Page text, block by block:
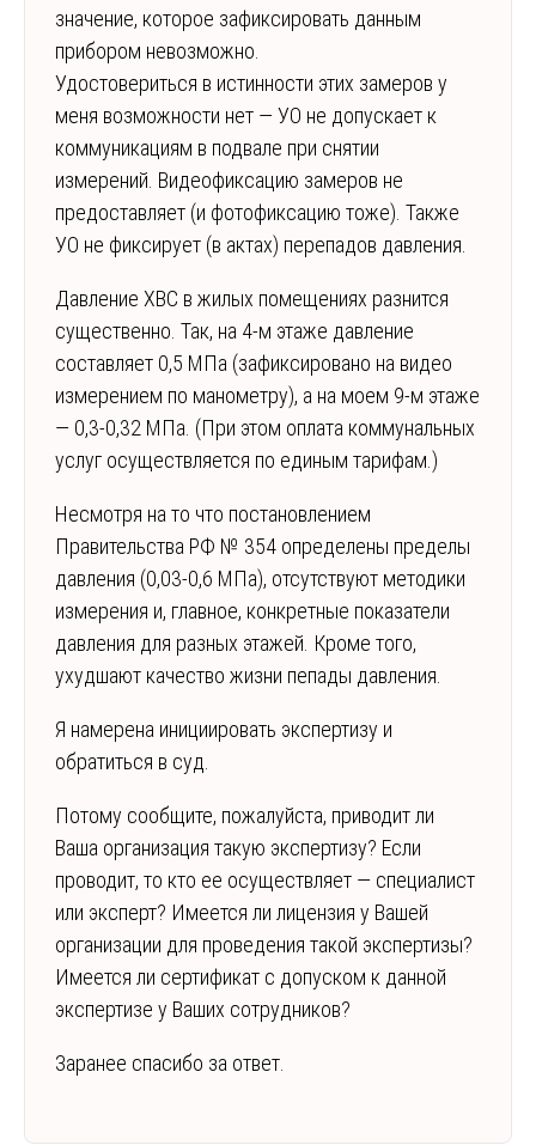
значение, которое зафиксировать данным
прибором невозможно.
Удостовериться в истинности этих замеров у
меня возможности нет — УО не допускает к
коммуникациям в подвале при снятии
измерений. Видеофиксацию замеров не
предоставляет (и фотофиксацию тоже). Также
УО не фиксирует (в актах) перепадов давления.
Давление ХВС в жилых помещениях разнится
существенно. Так, на 4-м этаже давление
составляет 0,5 МПа (зафиксировано на видео
измерением по манометру), а на моем 9-м этаже
— 0,3-0,32 МПа. (При этом оплата коммунальных
услуг осуществляется по единым тарифам.)
Несмотря на то что постановлением
Правительства РФ № 354 определены пределы
давления (0,03-0,6 МПа), отсутствуют методики
измерения и, главное, конкретные показатели
давления для разных этажей. Кроме того,
ухудшают качество жизни пепады давления.
Я намерена инициировать экспертизу и
обратиться в суд.
Потому сообщите, пожалуйста, приводит ли
Ваша организация такую экспертизу? Если
проводит, то кто ее осуществляет — специалист
или эксперт? Имеется ли лицензия у Вашей
организации для проведения такой экспертизы?
Имеется ли сертификат с допуском к данной
экспертизе у Ваших сотрудников?
Заранее спасибо за ответ.